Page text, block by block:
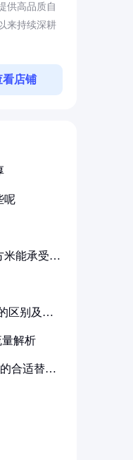
供高品质自
来持续深耕
看店铺
呢
米能承受多
区别及其
量解析
合适替代